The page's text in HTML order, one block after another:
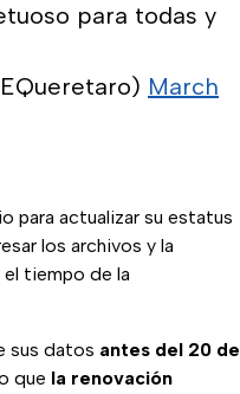
para todas y
March
para actualizar su estatus
los archivos y la
tiempo de la
sus datos antes del 20 de
que la renovación